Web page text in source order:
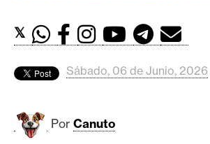
d
s
B
𝕏
Sábado, 06 de Junio, 2026
Por Canuto